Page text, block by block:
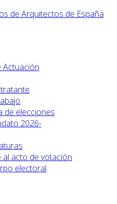
Actuación
de elecciones
2026-
al acto de votación
electoral